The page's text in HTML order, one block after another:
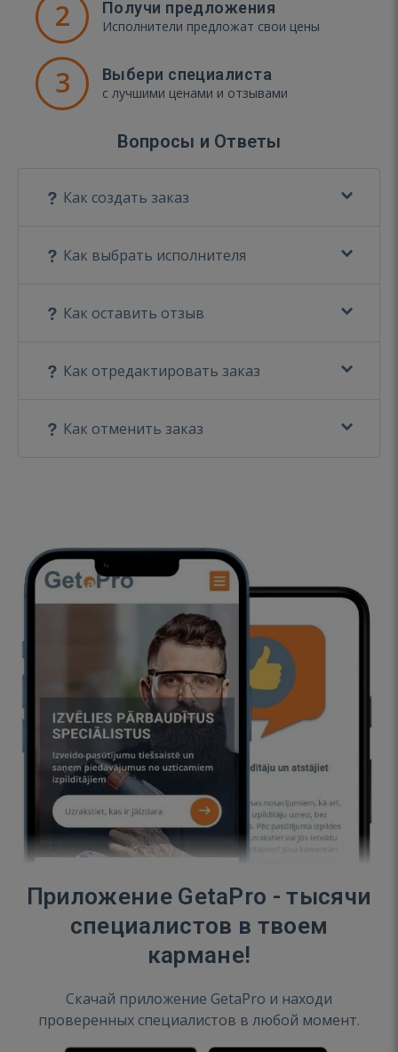
2 Получи предложения
Исполнители предложат свои цены
3 Выбери специалиста
с лучшими ценами и отзывами
Вопросы и Ответы
Как создать заказ
Как выбрать исполнителя
Как оставить отзыв
Как отредактировать заказ
Как отменить заказ
Приложение GetaPro - тысячи
специалистов в твоем
кармане!
Скачай приложение GetaPro и находи
проверенных специалистов в любой момент.